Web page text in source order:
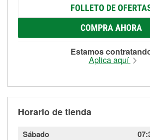
FOLLETO DE
COMPRA AHORA
Estamos
Aplica aquí
Horario de tienda
Sábado